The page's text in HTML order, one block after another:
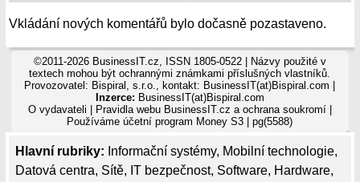
Hlavní rubriky: Informační systémy, Mobilní technologie,
Datová centra, Sítě, IT bezpečnost, Software, Hardware,
Vkládání nových komentářů bylo dočasně pozastaveno.
©2011-2026 BusinessIT.cz, ISSN 1805-0522 | Názvy použité v
textech mohou být ochrannými známkami příslušných vlastníků.
Provozovatel: Bispiral, s.r.o., kontakt: BusinessIT(at)Bispiral.com |
Inzerce: BusinessIT(at)Bispiral.com
O vydavateli
Pravidla webu BusinessIT.cz a ochrana soukromí|
Používámeúčetní program Money S3 | pg(5588)